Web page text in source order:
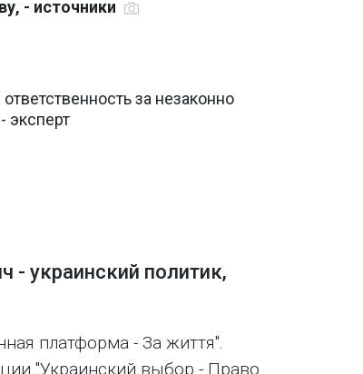
- источники
за незаконно
эксперт
- украинский политик,
платформа - За життя".
"Украинский выбор - Право